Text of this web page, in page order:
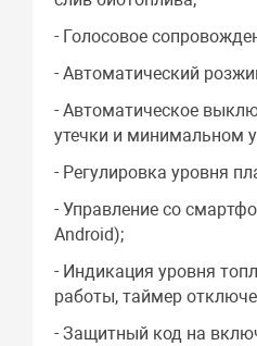
- Голосовое
- Автоматический
- Автоматическое
утечки и минимальном
- Регулировка уровня
- Управление со
Android);
- Индикация уровня
работы, таймер
- Защитный код на